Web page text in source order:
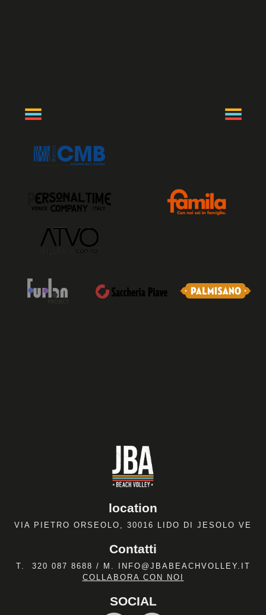
location
VIA PIETRO ORSEOLO, 30016 LIDO DI JESOLO VE
Contatti
T. 320 087 8688 / M.
INFO@JBABEACHVOLLEY.IT
COLLABORA CON NOI
SOCIAL